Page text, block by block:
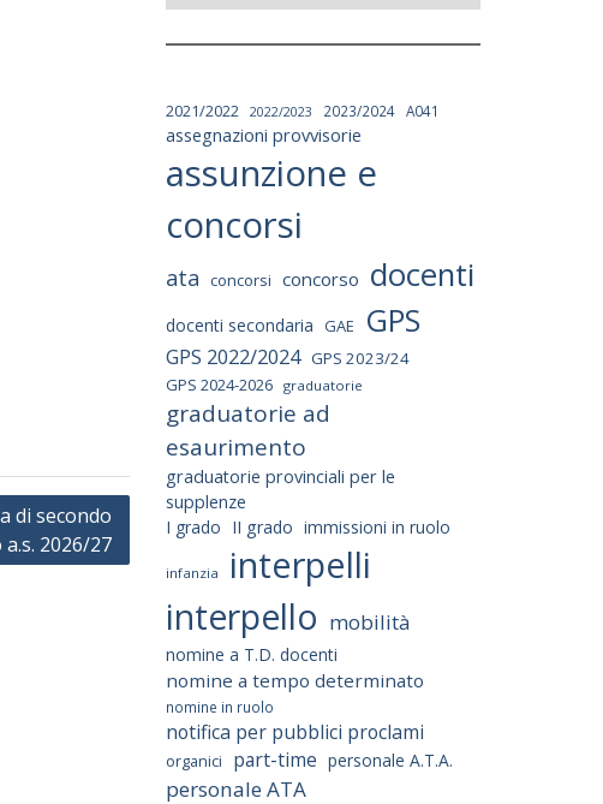
di secondo
2026/27
2021/2022 2022/2023 2023/2024 A041
assegnazioni provvisorie
assunzione e
concorsi
ata concorsi concorso docenti
docenti secondaria GAE GPS
GPS 2022/2024 GPS 2023/24
GPS 2024-2026
graduatorie
graduatorie ad
esaurimento
graduatorie provinciali per le
supplenze
I grado II grado immissioni in ruolo
infanzia interpelli
interpello mobilità
nomine a T.D. docenti
nomine a tempo determinato
nomine in ruolo
notifica per pubblici proclami
organici part-time personale A.T.A.
personale ATA